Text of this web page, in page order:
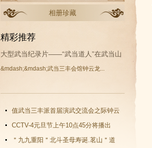
相册珍藏
精彩推荐
大型武当纪录片——“武当道人”在武当山
&mdash;&mdash;武当三丰会馆钟云龙...
值武当三丰派首届演武交流会之际钟云
龙道长再收新徒
CCTV-4元旦节上午10点45分将播出
《武当功夫传人 钟云龙》纪录片
＂九九重阳＂北斗圣母寿诞.茗山＂道